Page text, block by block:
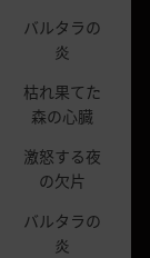
バルタラの
炎
枯れ果てた
森の心臓
激怒する夜
の欠片
バルタラの
炎